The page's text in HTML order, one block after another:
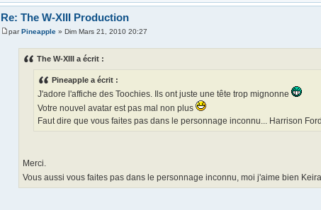
Re: The W-XIII Production
parPineapple» Dim Mars 21, 2010 20:27
The W-XIII a écrit :
Pineapple a écrit :
J'adore l'affiche des Toochies. Ils ont juste une tête trop mignonne
Votre nouvel avatar est pas mal non plus
Faut dire que vous faites pas dans le personnage inconnu... Harrison
Merci.
Vous aussi vous faites pas dans le personnage inconnu, moi j'aime bien